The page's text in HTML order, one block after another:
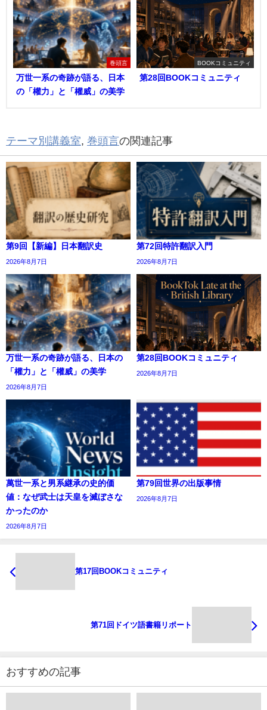
巻頭言
万世一系の奇跡が語る、日本
の「權力」と「權威」の美学
BOOKコミュニティ
第28回BOOKコミュニティ
テーマ別講義室, 巻頭言の関連記事
第9回【新編】日本翻訳史
2026年8月7日
第72回特許翻訳入門
2026年8月7日
万世一系の奇跡が語る、日本の
「權力」と「權威」の美学
2026年8月7日
第28回BOOKコミュニティ
2026年8月7日
萬世一系と男系継承の史的価
値：なぜ武士は天皇を滅ぼさな
かったのか
2026年8月7日
第79回世界の出版事情
2026年8月7日
第17回BOOKコミュニティ
第71回ドイツ語書籍リポート
おすすめの記事